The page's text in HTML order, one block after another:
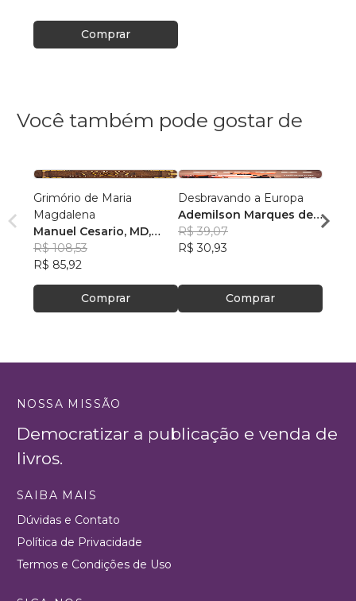
Comprar
Você também pode gostar de
Grimório de Maria
Magdalena
Manuel Cesario, MD,
PhD
R$ 108,53
R$ 85,92
Comprar
Desbravando a Europa
Ademilson Marques de
Araujo
R$ 39,07
R$ 30,93
Comprar
R$
NOSSA MISSÃO
Democratizar a publicação e venda de
livros.
SAIBA MAIS
Dúvidas e Contato
Política de Privacidade
Termos e Condições de Uso